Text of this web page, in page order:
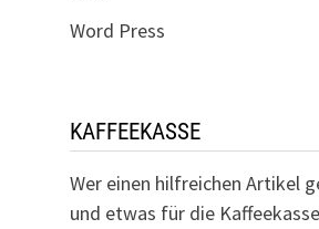
Word Press
KAFFEEKASSE
Wer einen hilfreichen Artikel
und etwas für die